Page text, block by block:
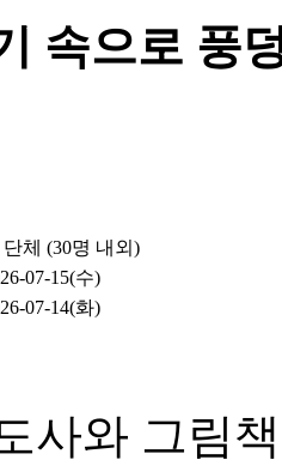
속으로 풍
체 (30명 내외)
07-15(수)
07-14(화)
사와 그림